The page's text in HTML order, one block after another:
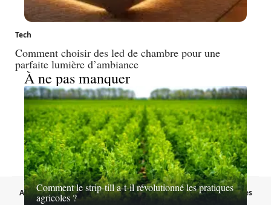
Tech
Comment choisir des led de chambre pour une
parfaite lumière d’ambiance
À ne pas manquer
Comment le strip-till a-t-il révolutionné les pratiques
agricoles ?
A propos Contact Proposer un article
Mentions légales